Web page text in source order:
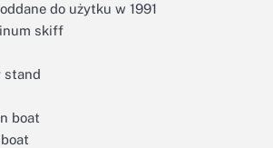
do użytku w 1991
skiff
stand
boat